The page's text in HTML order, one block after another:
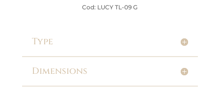
Cod: LUCY TL-09 G
Type
Dimensions